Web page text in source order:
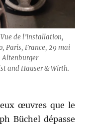
de l’installation,
Paris, France, 29 mai
Altenburger
and Hauser & Wirth.
œuvres que le
Büchel dépasse